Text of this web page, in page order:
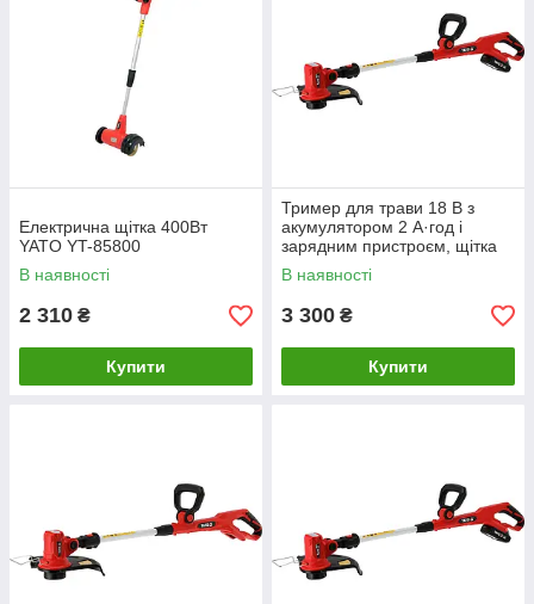
Електрична щітка 400Вт
YATO YT-85800
В наявності
2 310 ₴
Купити
Тример для трави 18 В з
акумулятором 2 А·год і
зарядним пристроєм, щітка
YATO YT-85017
В наявності
3 300 ₴
Купити